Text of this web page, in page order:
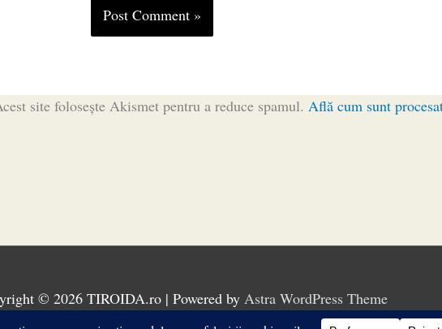
site folosește Akismet pentru a reduce spamul. Află cum sunt
© 2026 TIROIDA.ro | Powered by Astra WordPress Theme